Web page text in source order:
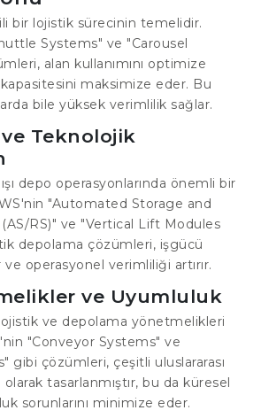
bir lojistik sürecinin temelidir.
Systems" ve "Carousel
alan kullanımını optimize
maksimize eder. Bu
bile yüksek verimlilik sağlar.
Teknolojik
depo operasyonlarında önemli bir
"Automated Storage and
RS)" ve "Vertical Lift Modules
depolama çözümleri, işgücü
operasyonel verimliliği artırır.
ve Uyumluluk
ve depolama yönetmelikleri
"Conveyor Systems" ve
gibi çözümleri, çeşitli uluslararası
tasarlanmıştır, bu da küresel
sorunlarını minimize eder.